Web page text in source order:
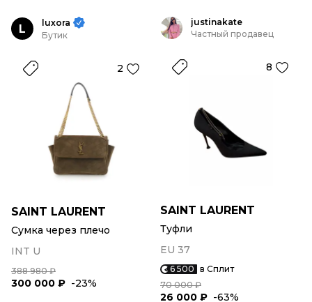
L
luxora
Бутик
2
SAINT LAURENT
Сумка через плечо
INT U
388 980 ₽
300 000 ₽ -23%
justinakate
Частный продавец
8
SAINT LAURENT
Туфли
EU 37
6 500 в Сплит
70 000 ₽
26 000 ₽ -63%